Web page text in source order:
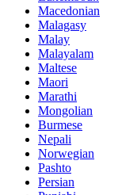
Macedonian
Malagasy
Malay
Malayalam
Maltese
Maori
Marathi
Mongolian
Burmese
Nepali
Norwegian
Pashto
Persian